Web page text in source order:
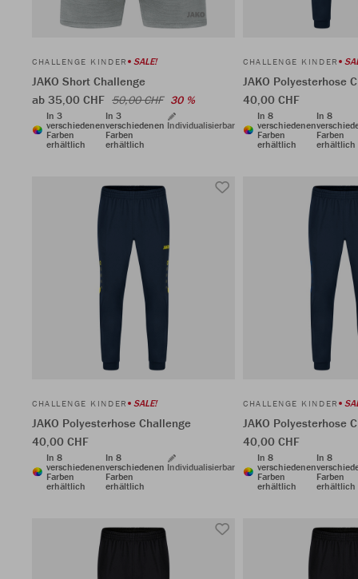
CHALLENGE KINDER SALE!
JAKO Short Challenge
ab 35,00 CHF 50,00 CHF 30 %
In 3
verschiedenen
Farben
erhältlich
In 3
verschiedenen
Farben
erhältlich
Individualisierbar
CHALLENGE KINDER
JAKO Polyesterhose
40,00 CHF
In 8
verschiedenen
Farben
erhältlich
In 8
Farben
erhältlich
CHALLENGE KINDER SALE!
JAKO Polyesterhose Challenge
40,00 CHF
In 8
verschiedenen
Farben
erhältlich
In 8
verschiedenen
Farben
erhältlich
Individualisierbar
CHALLENGE KINDER
JAKO Polyesterhose
40,00 CHF
In 8
verschiedenen
Farben
erhältlich
In 8
Farben
erhältlich